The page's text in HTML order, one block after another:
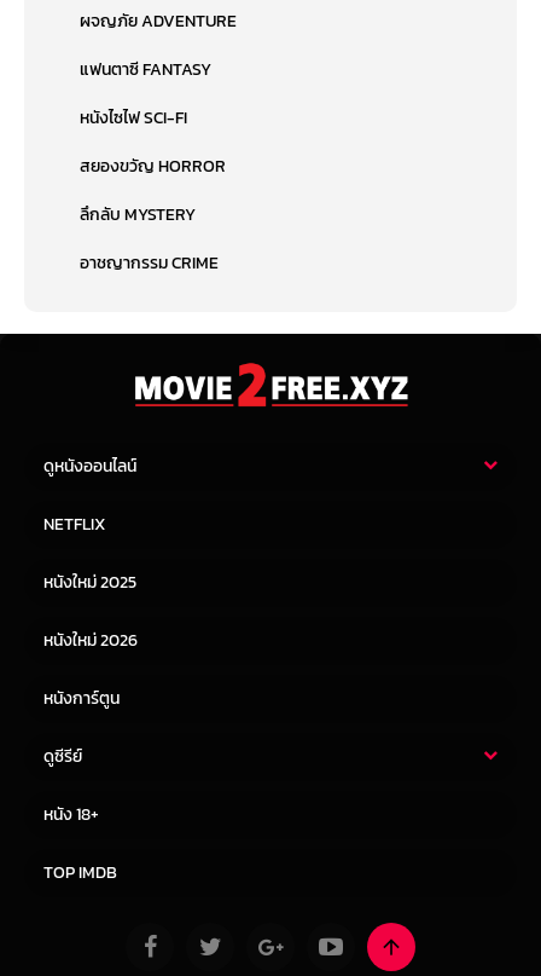
ผจญภัย ADVENTURE
แฟนตาซี FANTASY
หนังไซไฟ SCI-FI
สยองขวัญ HORROR
ลึกลับ MYSTERY
อาชญากรรม CRIME
ดูหนังออนไลน์
หนังจีน
NETFLIX
หนังใหม่ 2025
หนังใหม่ 2026
หนังการ์ตูน
ดูซีรีย์
หนัง 18+
TOP IMDB